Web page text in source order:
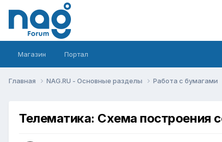
Магазин Портал
Главная NAG.RU - Основные разделы Работа с бумагами
Телематика: Схема построения